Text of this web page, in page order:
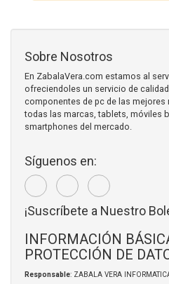
Sobre Nosotros
En ZabalaVera.com estamos al
ofreciendoles un servicio de
componentes de pc de las
todas las marcas, tablets, móviles
smartphones del mercado.
Síguenos en:
¡Suscríbete a Nuestro
INFORMACIÓN
PROTECCIÓN DE
Responsable: ZABALA VERA